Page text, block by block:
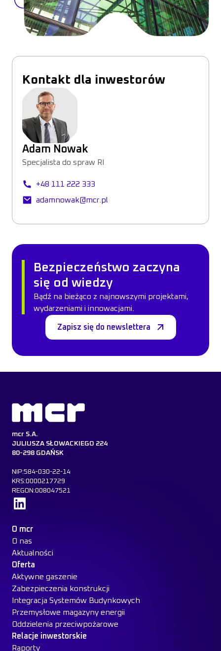
Kontakt dla inwestorów
Adam Nowak
Specjalista do spraw RI
+48 111 222 333
adamnowak@mcr.pl
Bezpieczeństwo zaczyna
się od wiedzy
Bądź na bieżąco z najnowszymi projektami,
wydarzeniami i innowacjami.
Zapisz się do newslettera
mcr S.A.
JULIUSZA SŁOWACKIEGO 224
80-298 GDAŃSK
NIP:584-030-22-14
KRS:0000217729
REGON:008047521
O mcr
O nas
Aktualności
Oferta
Aktywne gaszenie
Zabezpieczenia konstrukcji
Integracja Systemów Budynkowych
Przemysłowe magazyny energii
Oddzielenia przeciwpożarowe
Relacje inwestorskie
Raporty